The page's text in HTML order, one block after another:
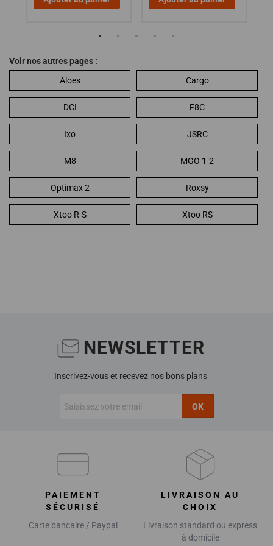
Voir nos autres pages :
Aloes
Cargo
DCI F8C
Ixo JSRC
M8 MGO 1-2
Optimax 2 Roxsy
Xtoo R-S Xtoo RS
NEWSLETTER
Inscrivez-vous et recevez nos bons plans
OK
PAIEMENT
SÉCURISÉ
Carte bancaire / Paypal
LIVRAISON AU
CHOIX
Livraison standard ou express
à domicile